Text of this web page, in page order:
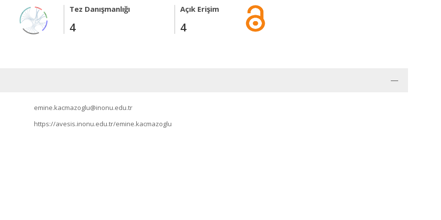
Tez Danışmanlığı
4
Açık Erişim
4
emine.kacmazoglu@inonu.edu.tr
https://avesis.inonu.edu.tr/emine.kacmazoglu